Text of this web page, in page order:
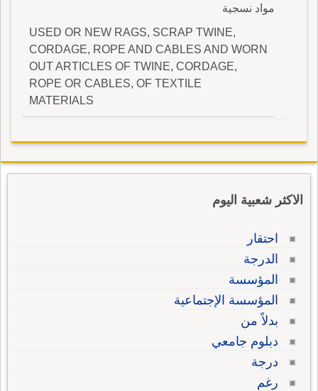
مواد نسجية
USED OR NEW RAGS, SCRAP TWINE,
CORDAGE, ROPE AND CABLES AND WORN
OUT ARTICLES OF TWINE, CORDAGE,
ROPE OR CABLES, OF TEXTILE
MATERIALS
الاكثر شعبية اليوم
احتقار
الدرجة
المؤسسة
المؤسسة الإجتماعية
بدلاً من
دبلوم جامعي
درجة
رغم